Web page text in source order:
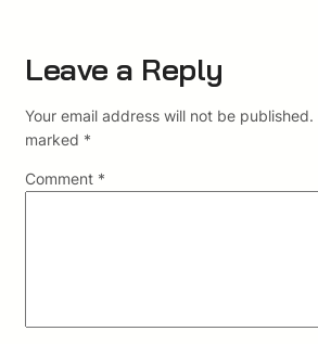
Leave a Reply
Your email address will not be published.
marked *
Comment *